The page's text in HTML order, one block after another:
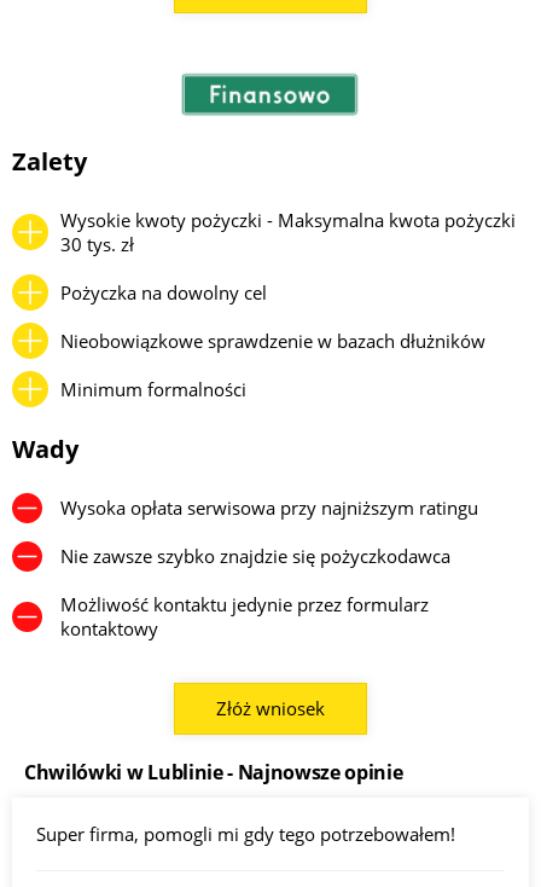
Zalety
Wysokie kwoty pożyczki - Maksymalna kwota pożyczki
30 tys. zł
Pożyczka na dowolny cel
Nieobowiązkowe sprawdzenie w bazach dłużników
Minimum formalności
Wady
Wysoka opłata serwisowa przy najniższym ratingu
Nie zawsze szybko znajdzie się pożyczkodawca
Możliwość kontaktu jedynie przez formularz
kontaktowy
Złóż wniosek
Chwilówki w Lublinie - Najnowsze opinie
Super firma, pomogli mi gdy tego potrzebowałem!